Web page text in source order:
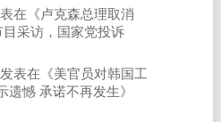
在《卢克森总理取消
采访，国家党投诉
表在《美官员对韩国工
遗憾 承诺不再发生》